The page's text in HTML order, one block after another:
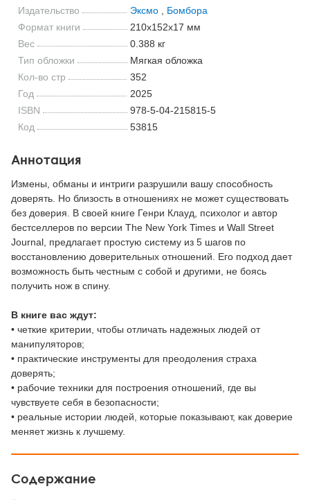
Издательство
Эксмо, Бомбора
Формат книги
210x152x17 мм
Вес
0.388 кг
Тип обложки
Мягкая обложка
Кол-во стр
352
Год
2025
ISBN
978-5-04-215815-5
Код
53815
Аннотация
Измены, обманы и интриги разрушили вашу способность
доверять. Но близость в отношениях не может существовать
без доверия. В своей книге Генри Клауд, психолог и автор
бестселлеров по версии The New York Times и Wall Street
Journal, предлагает простую систему из 5 шагов по
восстановлению доверительных отношений. Его подход дает
возможность быть честным с собой и другими, не боясь
получить нож в спину.
В книге вас ждут:
• четкие критерии, чтобы отличать надежных людей от
манипуляторов;
• практические инструменты для преодоления страха
доверять;
• рабочие техники для построения отношений, где вы
чувствуете себя в безопасности;
• реальные истории людей, которые показывают, как доверие
меняет жизнь к лучшему.
Содержание